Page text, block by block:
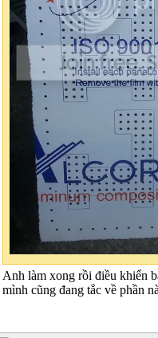
Anh làm xong rồi điều khiển
mình cũng đang tắc về phần